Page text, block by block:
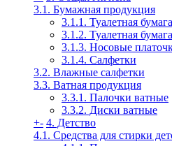
3.1. Бумажная продукция
3.1.1. Туалетная
3.1.2. Туалетная
3.1.3. Носовые
3.1.4. Салфетки
3.2. Влажные салфетки
3.3. Ватная продукция
3.3.1. Палочки ватные
3.3.2. Диски ватные
+- 4. Детство
4.1. Средства для стирки